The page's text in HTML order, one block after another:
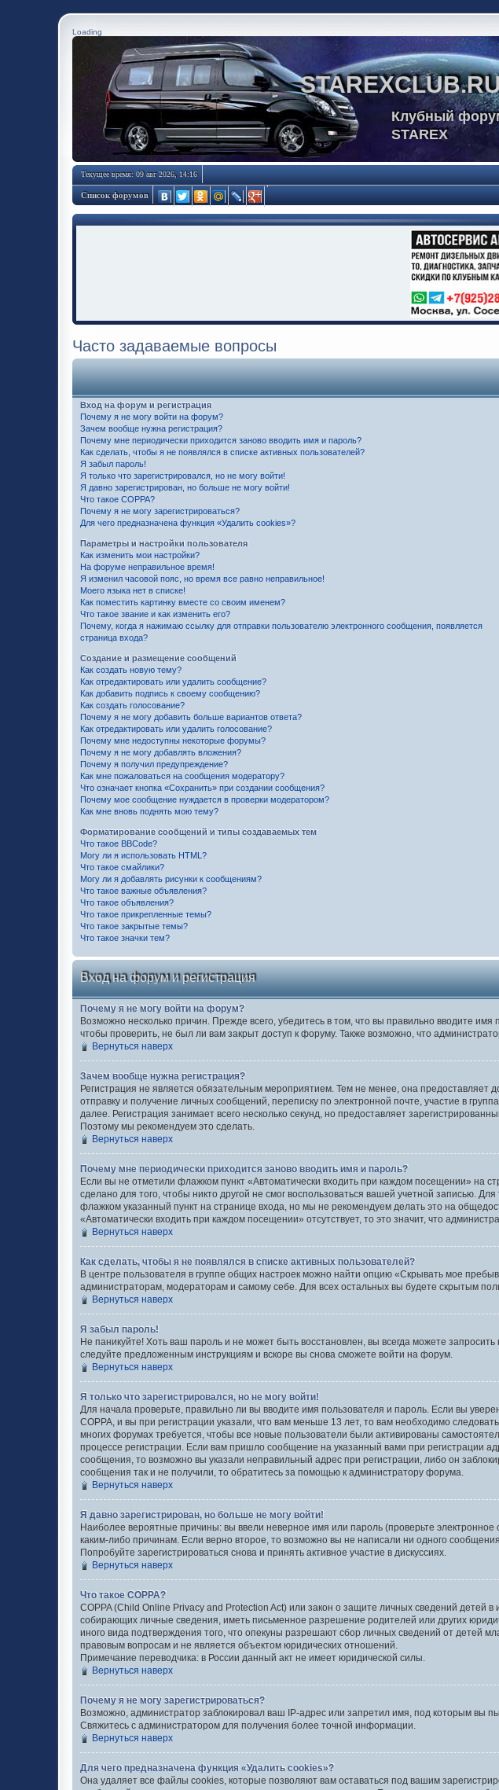
Loading
Клубный
STAREX
Текущее время: 09 авг 2026, 14:16
Список форумов
Часто задаваемые вопросы
Вход на форум и регистрация
Почему я не могу войти на форум?
Зачем вообще нужна регистрация?
Почему мне периодически приходится заново вводить имя и пароль?
Как сделать, чтобы я не появлялся в списке активных пользователей?
Я забыл пароль!
Я только что зарегистрировался, но не могу войти!
Я давно зарегистрирован, но больше не могу войти!
Что такое COPPA?
Почему я не могу зарегистрироваться?
Для чего предназначена функция «Удалить cookies»?
Параметры и настройки пользователя
Как изменить мои настройки?
На форуме неправильное время!
Я изменил часовой пояс, но время все равно неправильное!
Моего языка нет в списке!
Как поместить картинку вместе со своим именем?
Что такое звание и как изменить его?
Почему, когда я нажимаю ссылку для отправки пользователю электронного сообщения, появляется
страница входа?
Создание и размещение сообщений
Как создать новую тему?
Как отредактировать или удалить сообщение?
Как добавить подпись к своему сообщению?
Как создать голосование?
Почему я не могу добавить больше вариантов ответа?
Как отредактировать или удалить голосование?
Почему мне недоступны некоторые форумы?
Почему я не могу добавлять вложения?
Почему я получил предупреждение?
Как мне пожаловаться на сообщения модератору?
Что означает кнопка «Сохранить» при создании сообщения?
Почему мое сообщение нуждается в проверки модератором?
Как мне вновь поднять мою тему?
Форматирование сообщений и типы создаваемых тем
Что такое BBCode?
Могу ли я использовать HTML?
Что такое смайлики?
Могу ли я добавлять рисунки к сообщениям?
Что такое важные объявления?
Что такое объявления?
Что такое прикрепленные темы?
Что такое закрытые темы?
Что такое значки тем?
Вход на форум и регистрация
Почему я не могу войти на форум?
Возможно несколько причин. Прежде всего, убедитесь в том, что вы правильно вводите
чтобы проверить, не был ли вам закрыт доступ к форуму. Также возможно, что
Вернуться наверх
Зачем вообще нужна регистрация?
Регистрация не является обязательным мероприятием. Тем не менее, она
отправку и получение личных сообщений, переписку по электронной почте, участие в
далее. Регистрация занимает всего несколько секунд, но предоставляет
Поэтому мы рекомендуем это сделать.
Вернуться наверх
Почему мне периодически приходится заново вводить имя и пароль?
Если вы не отметили флажком пункт «Автоматически входить при каждом посещении» на
сделано для того, чтобы никто другой не смог воспользоваться вашей учетной записью.
флажком указанный пункт на странице входа, но мы не рекомендуем делать это на
«Автоматически входить при каждом посещении» отсутствует, то это значит, что
Вернуться наверх
Как сделать, чтобы я не появлялся в списке активных пользователей?
В центре пользователя в группе общих настроек можно найти опцию «Скрывать мое
администраторам, модераторам и самому себе. Для всех остальных вы будете скрытым
Вернуться наверх
Я забыл пароль!
Не паникуйте! Хоть ваш пароль и не может быть восстановлен, вы всегда можете
следуйте предложенным инструкциям и вскоре вы снова сможете войти на форум.
Вернуться наверх
Я только что зарегистрировался, но не могу войти!
Для начала проверьте, правильно ли вы вводите имя пользователя и пароль. Если вы
COPPA, и вы при регистрации указали, что вам меньше 13 лет, то вам необходимо
многих форумах требуется, чтобы все новые пользователи были активированы
процессе регистрации. Если вам пришло сообщение на указанный вами при регистрации
сообщения, то возможно вы указали неправильный адрес при регистрации, либо он
сообщения так и не получили, то обратитесь за помощью к администратору форума.
Вернуться наверх
Я давно зарегистрирован, но больше не могу войти!
Наиболее вероятные причины: вы ввели неверное имя или пароль (проверьте
каким-либо причинам. Если верно второе, то возможно вы не написали ни одного
Попробуйте зарегистрироваться снова и принять активное участие в дискуссиях.
Вернуться наверх
Что такое COPPA?
COPPA (Child Online Privacy and Protection Act) или закон о защите личных сведений
собирающих личные сведения, иметь письменное разрешение родителей или других
иного вида подтверждения того, что опекуны разрешают сбор личных сведений от детей
правовым вопросам и не является объектом юридических отношений.
Примечание переводчика: в России данный акт не имеет юридической силы.
Вернуться наверх
Почему я не могу зарегистрироваться?
Возможно, администратор заблокировал ваш IP-адрес или запретил имя, под которым вы
Свяжитесь с администратором для получения более точной информации.
Вернуться наверх
Для чего предназначена функция «Удалить cookies»?
Она удаляет все файлы cookies, которые позволяют вам оставаться под вашим